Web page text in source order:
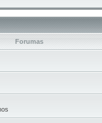
Forumas